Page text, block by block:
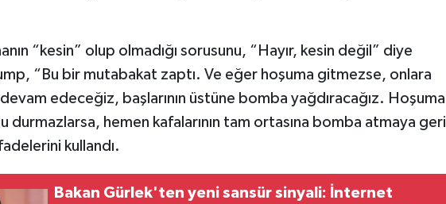
“kesin” olup olmadığı sorusunu, “Hayır, kesin değil” diye
“Bu bir mutabakat zaptı. Ve eğer hoşuma gitmezse, onlara
edeceğiz, başlarının üstüne bomba yağdıracağız. Hoşuma
durmazlarsa, hemen kafalarının tam ortasına bomba atmaya geri
kullandı.
Bakan Gürlek'ten yeni sansür sinyali: İnternet